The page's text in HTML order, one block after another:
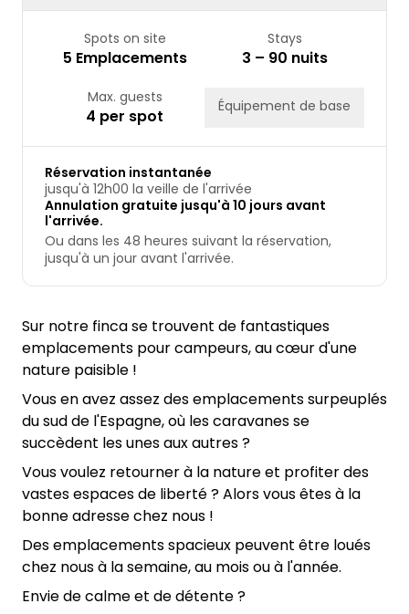
Spots on site
5 Emplacements
Stays
3 – 90 nuits
Max. guests
4 per spot Équipement de base
Réservation instantanée
jusqu'à 12h00 la veille de l'arrivée
Annulation gratuite jusqu'à 10 jours avant
l'arrivée.
Ou dans les 48 heures suivant la réservation,
jusqu'à un jour avant l'arrivée.
Sur notre finca se trouvent de fantastiques
emplacements pour campeurs, au cœur d'une
nature paisible !
Vous en avez assez des emplacements surpeuplés
du sud de l'Espagne, où les caravanes se
succèdent les unes aux autres ?
Vous voulez retourner à la nature et profiter des
vastes espaces de liberté ? Alors vous êtes à la
bonne adresse chez nous !
Des emplacements spacieux peuvent être loués
chez nous à la semaine, au mois ou à l'année.
Envie de calme et de détente ?